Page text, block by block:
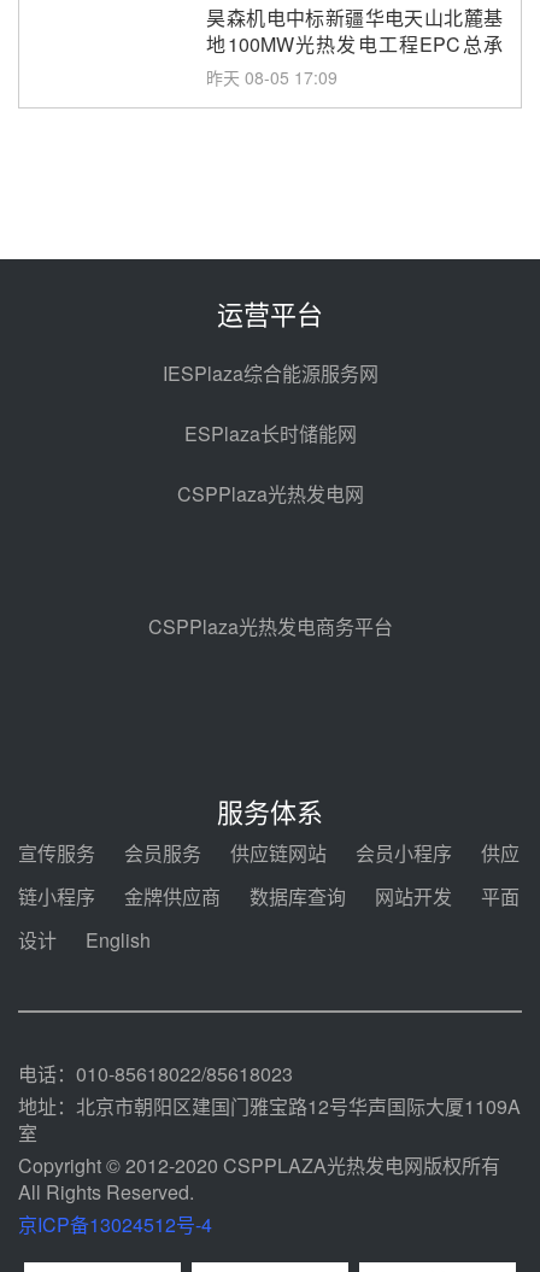
昊森机电中标新疆华电天山北麓基
地100MW光热发电工程EPC总承
包项目熔盐介质超声波流量计采购
昨天 08-05 17:09
电机组灵活性改造项目三元液态盐
2026-2029年熔盐介质框架协议
中能建华中试研院中标重能新疆
100MW光热项目机组调试及性能
试验
昨天 08-05 10:41
格局
昨天 08-05 09:11
锅中标格尔木项目蒸汽发生系统
甘肃建投安装公司赴京洽谈，深化
瓜州、博州光热项目战略合作
发！明确推动光热发电规模化发展
运营平台
IESPlaza综合能源服务网
ESPlaza长时储能网
CSPPlaza光热发电网
CSPPlaza光热发电商务平台
服务体系
宣传服务 会员服务 供应链网站 会员小程序
供应
链小程序
金牌供应商 数据库查询 网站开发
平面
设计
English
电话：010-85618022/85618023
地址：北京市朝阳区建国门雅宝路12号华声国际大厦1109A
室
Copyright © 2012-2020 CSPPLAZA光热发电网版权所有
All Rights Reserved.
京ICP备13024512号-4